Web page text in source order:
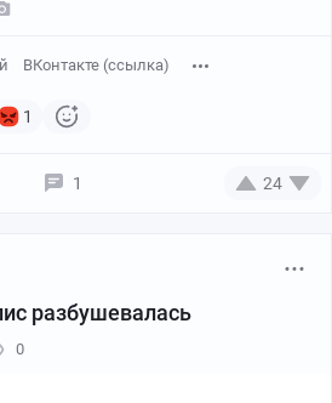
ВКонтакте (ссылка)
1
1 24
разбушевалась
0